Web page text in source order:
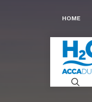
HOME